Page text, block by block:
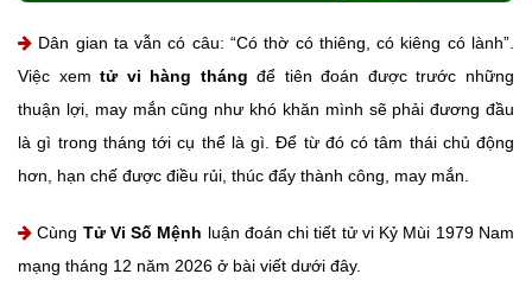
Dân gian ta vẫn có câu: “Có thờ có thiêng, có kiêng có lành”.
Việc xemtử vi hàng tháng để tiên đoán được trước những
thuận lợi, may mắn cũng như khó khăn mình sẽ phải đương đầu
là gì trong tháng tới cụ thể là gì. Để từ đó có tâm thái chủ động
hơn, hạn chế được điều rủi, thúc đẩy thành công, may mắn.
Cùng Tử Vi Số Mệnh luận đoán chi tiết tử vi Kỷ Mùi 1979 Nam
mạng tháng 12 năm 2026 ở bài viết dưới đây.